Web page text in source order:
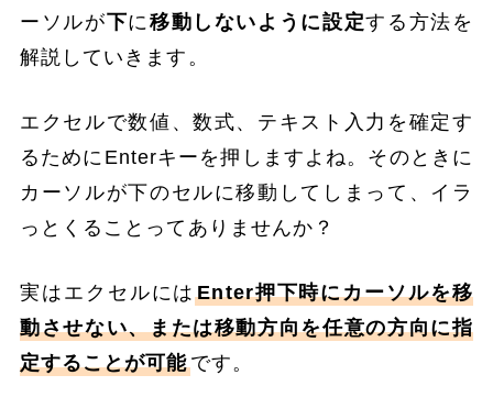
ーソルが下に移動しないように設定する方法を
解説していきます。
エクセルで数値、数式、テキスト入力を確定す
るためにEnterキーを押しますよね。そのときに
カーソルが下のセルに移動してしまって、イラ
っとくることってありませんか？
実はエクセルにはEnter押下時にカーソルを移
動させない、または移動方向を任意の方向に指
定することが可能です。